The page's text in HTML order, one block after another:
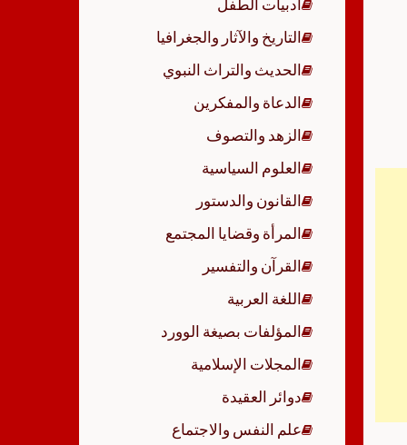
أدبيات الطفل
التاريخ والآثار والجغرافيا
الحديث والتراث النبوي
الدعاة والمفكرين
الزهد والتصوف
العلوم السياسية
القانون والدستور
المرأة وقضايا المجتمع
القرآن والتفسير
اللغة العربية
المؤلفات بصيغة الوورد
المجلات الإسلامية
دوائر العقيدة
علم النفس والاجتماع